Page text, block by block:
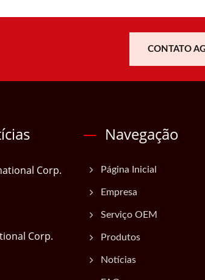
CONTATO
Corp.
Corp.
Navegação
Página Inicial
Empresa
Serviço OEM
Produtos
Notícias